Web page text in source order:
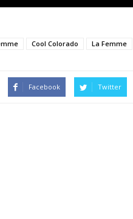
Cool Colorado La Femme
Facebook Twitter